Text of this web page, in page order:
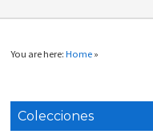
You are here:Home »
Colecciones